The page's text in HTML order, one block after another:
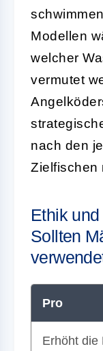
Modellen
welcher
vermutet
nach den
Zielfischen
Ethik
Sollten
Pro
Erhöht die